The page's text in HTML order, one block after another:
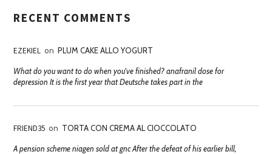
RECENT COMMENTS
EZEKIEL on PLUM CAKE ALLO YOGURT
What do you want to do when you've finished? anafranil dose for
depression It is the first year that Deutsche takes part in the
FRIEND35 on TORTA CON CREMA AL CIOCCOLATO
A pension scheme niagen sold at gnc After the defeat of his earlier bill,